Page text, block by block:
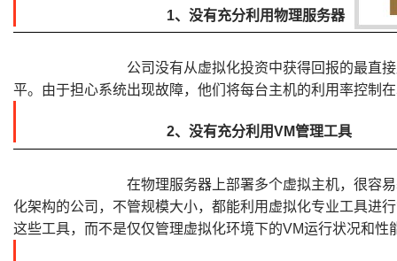
1、没有充分利用物理服务器
公司没有从虚拟化投资中获得回报的最直
平。由于担心系统出现故障，他们将每台主机的利用率控制
2、没有充分利用VM管理工具
在物理服务器上部署多个虚拟主机，很容
化架构的公司，不管规模大小，都能利用虚拟化专业工具进
这些工具，而不是仅仅管理虚拟化环境下的VM运行状况和性